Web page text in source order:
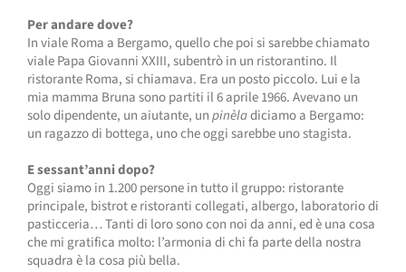
Per andare dove?
In viale Roma a Bergamo, quello che poi si sarebbe chiamato
viale Papa Giovanni XXIII, subentrò in un ristorantino. Il
ristorante Roma, si chiamava. Era un posto piccolo. Lui e la
mia mamma Bruna sono partiti il 6 aprile 1966. Avevano un
solo dipendente, un aiutante, unpinèladiciamo a Bergamo:
un ragazzo di bottega, uno che oggi sarebbe uno stagista.
E sessant’anni dopo?
Oggi siamo in 1.200 persone in tutto il gruppo: ristorante
principale, bistrot e ristoranti collegati, albergo, laboratorio di
pasticceria… Tanti di loro sono con noi da anni, ed è una cosa
che mi gratifica molto: l’armonia di chi fa parte della nostra
squadra è la cosa più bella.